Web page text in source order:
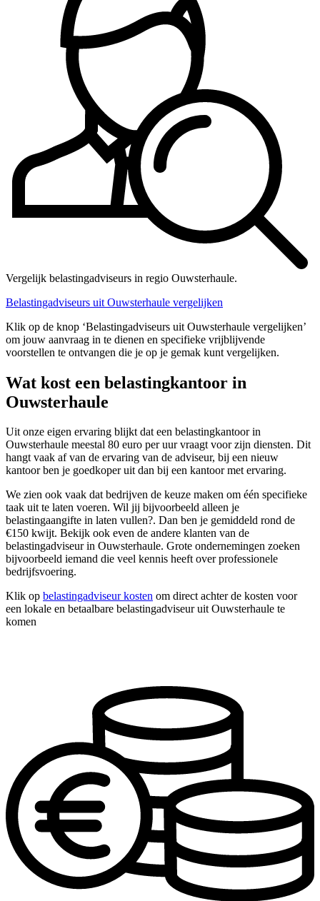
Vergelijk belastingadviseurs in regio Ouwsterhaule.
Belastingadviseurs uit Ouwsterhaule vergelijken
Klik op de knop ‘Belastingadviseurs uit Ouwsterhaule vergelijken’
om jouw aanvraag in te dienen en specifieke vrijblijvende
voorstellen te ontvangen die je op je gemak kunt vergelijken.
Wat kost een belastingkantoor in
Ouwsterhaule
Uit onze eigen ervaring blijkt dat een belastingkantoor in
Ouwsterhaule meestal 80 euro per uur vraagt voor zijn diensten. Dit
hangt vaak af van de ervaring van de adviseur, bij een nieuw
kantoor ben je goedkoper uit dan bij een kantoor met ervaring.
We zien ook vaak dat bedrijven de keuze maken om één specifieke
taak uit te laten voeren. Wil jij bijvoorbeeld alleen je
belastingaangifte in laten vullen?. Dan ben je gemiddeld rond de
€150 kwijt. Bekijk ook even de andere klanten van de
belastingadviseur in Ouwsterhaule. Grote ondernemingen zoeken
bijvoorbeeld iemand die veel kennis heeft over professionele
bedrijfsvoering.
Klik op belastingadviseur kosten om direct achter de kosten voor
een lokale en betaalbare belastingadviseur uit Ouwsterhaule te
komen